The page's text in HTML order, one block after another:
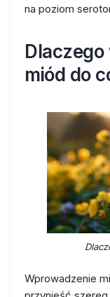
na poziom
miód do
Wprowadzenie